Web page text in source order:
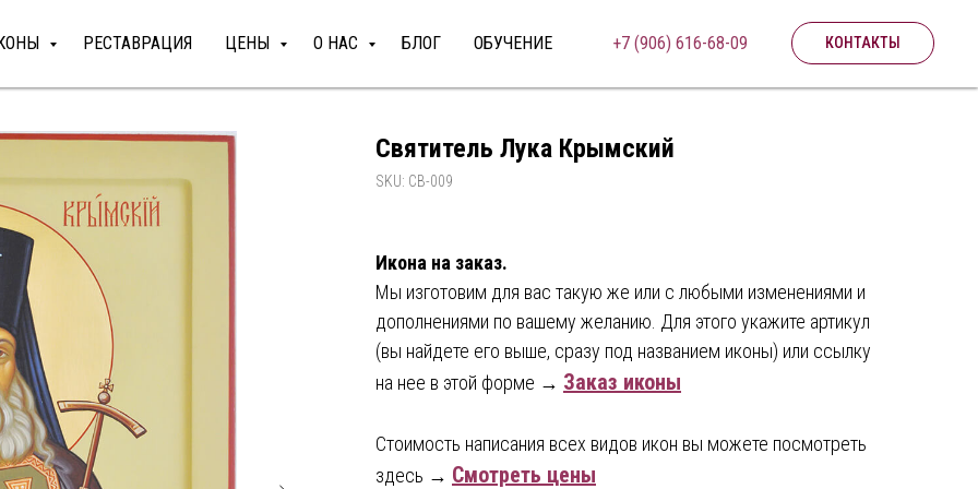
РЕСТАВРАЦИЯ ЦЕНЫ О НАС БЛОГ ОБУЧЕНИЕ +7 (906) 616-68-09 КОНТАКТЫ
Святитель Лука Крымский
SKU: СВ-009
Икона на заказ.
Мы изготовим для вас такую же или с любыми изменениями и
дополнениями по вашему желанию. Для этого укажите артикул
(вы найдете его выше, сразу под названием иконы) или ссылку
на нее в этой форме → Заказ иконы
Стоимость написания всех видов икон вы можете посмотреть
здесь → Смотреть цены